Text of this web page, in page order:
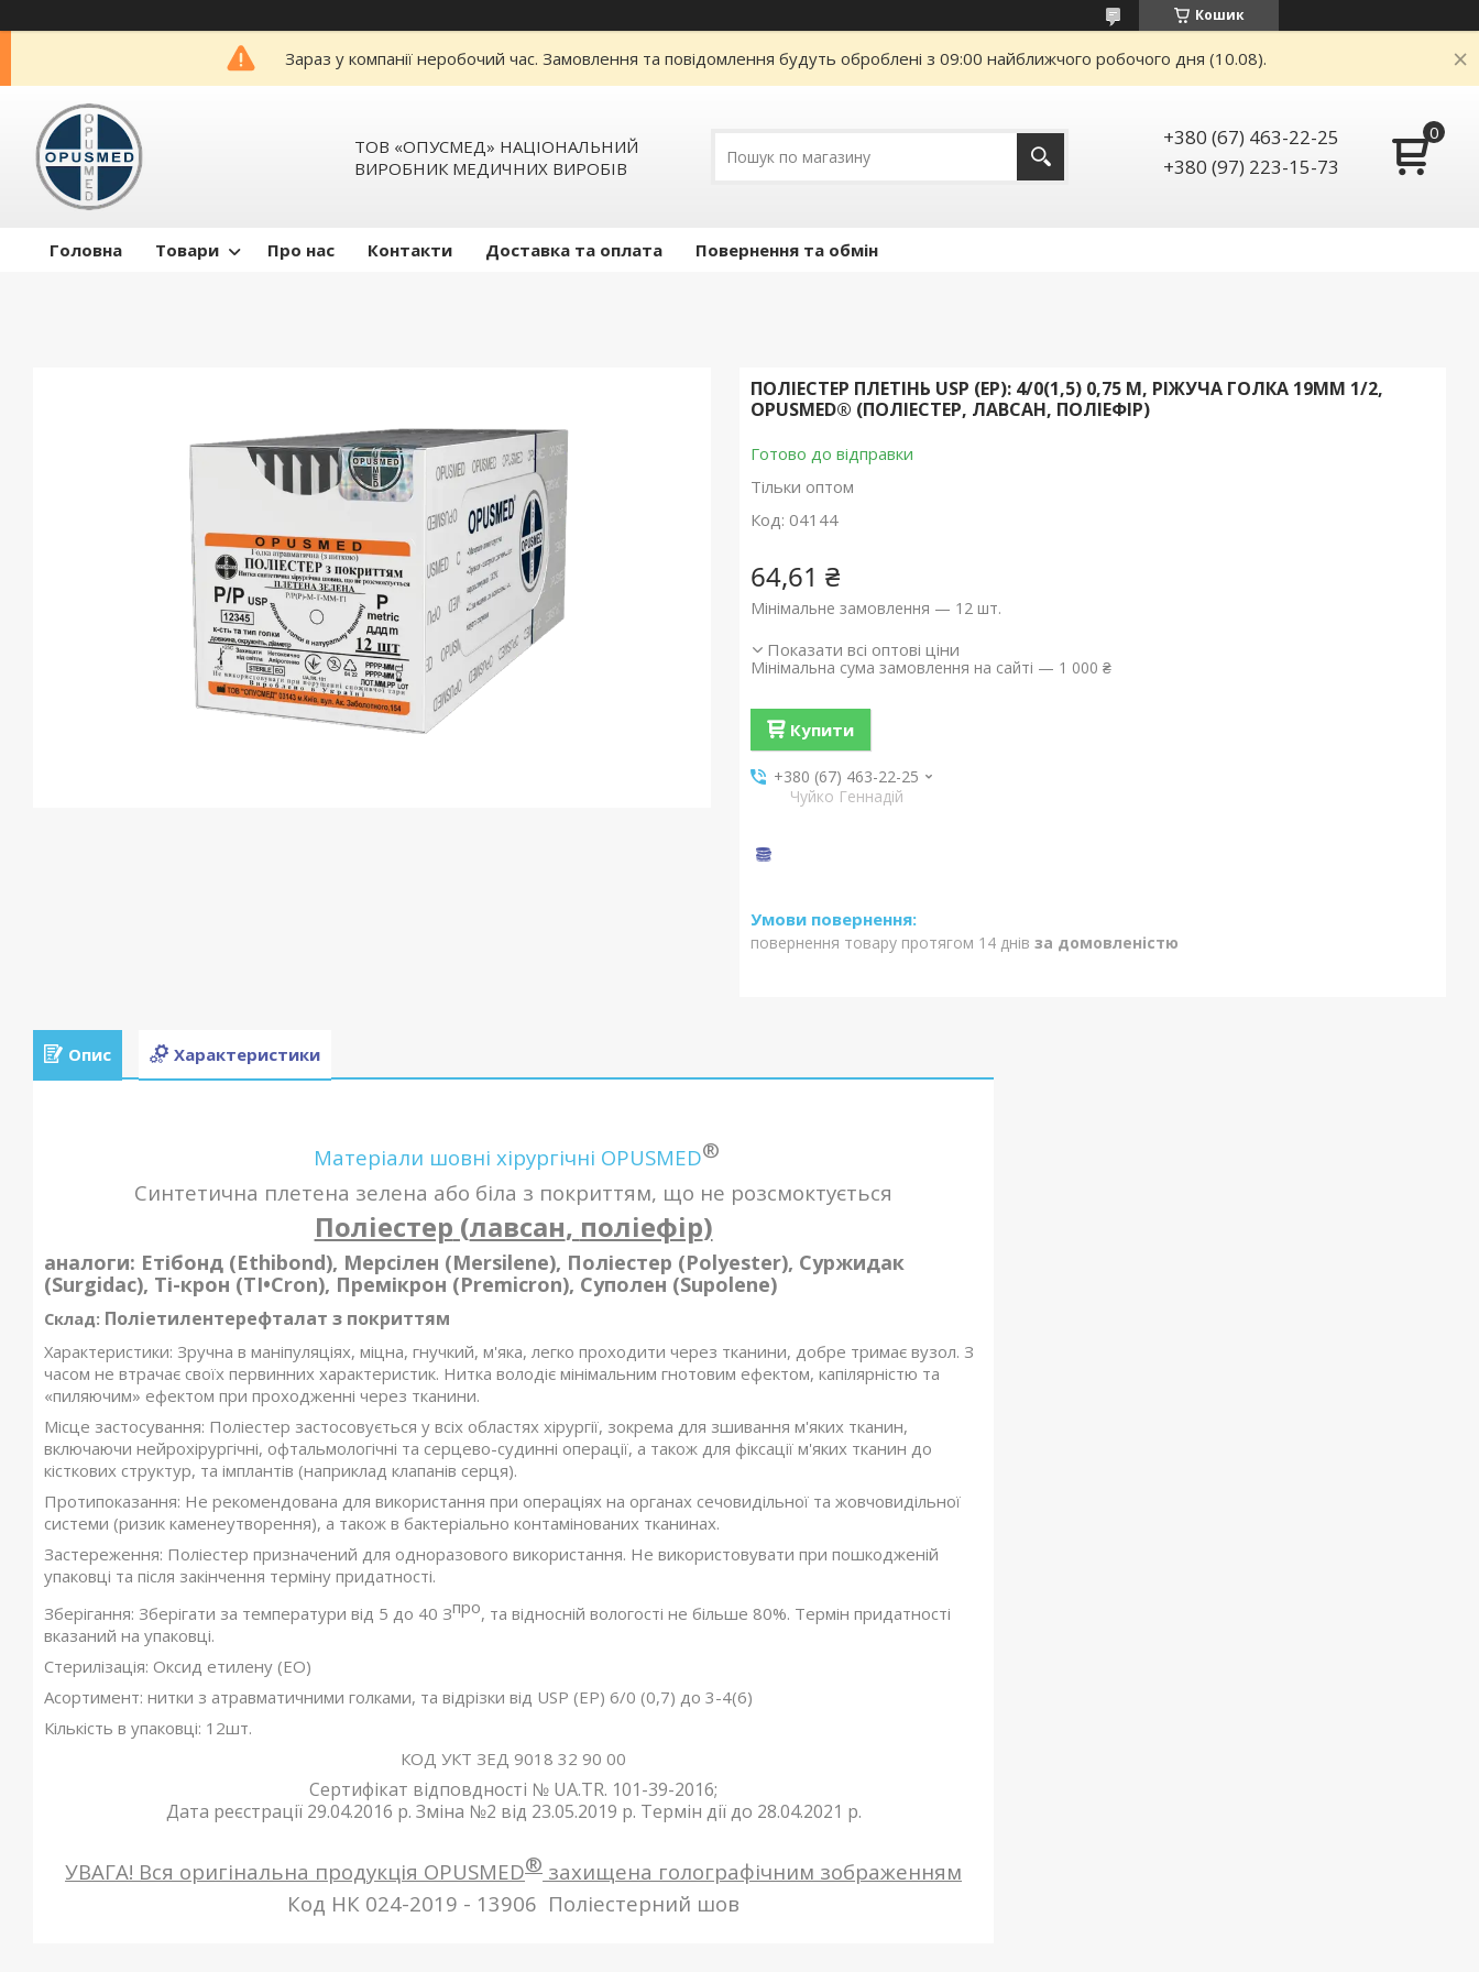
Кошик
Зараз у компанії неробочий час. Замовлення та повідомлення будуть оброблені з 09:00 найближчого робочого дня (10.08).
ТОВ «ОПУСМЕД» НАЦІОНАЛЬНИЙ
ВИРОБНИК МЕДИЧНИХ ВИРОБІВ
+380 (67) 463-22-25
+380 (97) 223-15-73
Головна Товари Про нас Контакти Доставка та оплата Повернення та обмін
ПОЛІЕСТЕР ПЛЕТІНЬ USP (EP): 4/0(1,5) 0,75 М, РІЖУЧА ГОЛКА 19ММ 1/2,
OPUSMED® (ПОЛІЕСТЕР, ЛАВСАН, ПОЛІЕФІР)
Готово до відправки
Тільки оптом
Код: 04144
64,61 ₴
Мінімальне замовлення — 12 шт.
Показати всі оптові ціни
Мінімальна сума замовлення на сайті — 1 000 ₴
Купити
+380 (67) 463-22-25
Чуйко Геннадій
повернення товару протягом 14 днів за домовленістю
Опис Характеристики
Матеріали шовні хірургічні OPUSMED®
Синтетична плетена зелена або біла з покриттям, що не розсмоктується
Поліестер (лавсан, поліефір)
аналоги: Етібонд (Ethibond), Мерсілен (Mersilene), Поліестер (Polyester), Суржидак
(Surgidac), Ті-крон (TI•Cron), Премікрон (Premicron), Суполен (Supolene)
Склад: Поліетилентерефталат з покриттям
Характеристики: Зручна в маніпуляціях, міцна, гнучкий, м'яка, легко проходити через тканини, добре тримає вузол. З
часом не втрачає своїх первинних характеристик. Нитка володіє мінімальним гнотовим ефектом, капілярністю та
«пиляючим» ефектом при проходженні через тканини.
Місце застосування: Поліестер застосовується у всіх областях хірургії, зокрема для зшивання м'яких тканин,
включаючи нейрохірургічні, офтальмологічні та серцево-судинні операції, а також для фіксації м'яких тканин до
кісткових структур, та імплантів (наприклад клапанів серця).
Протипоказання: Не рекомендована для використання при операціях на органах сечовидільної та жовчовидільної
системи (ризик каменеутворення), а також в бактеріально контамінованих тканинах.
Застереження: Поліестер призначений для одноразового використання. Не використовувати при пошкодженій
упаковці та після закінчення терміну придатності.
Зберігання: Зберігати за температури від 5 до 40 Зпро, та відносній вологості не більше 80%. Термін придатності
вказаний на упаковці.
Стерилізація: Оксид етилену (ЕО)
Асортимент: нитки з атравматичними голками, та відрізки від USP (EP) 6/0 (0,7) до 3-4(6)
Кількість в упаковці: 12шт.
КОД УКТ ЗЕД 9018 32 90 00
Сертифікат відповдності № UA.TR. 101-39-2016;
Дата реєстрації 29.04.2016 р. Зміна №2 від 23.05.2019 р. Термін дії до 28.04.2021 р.
УВАГА! Вся оригінальна продукція OPUSMED® захищена голографічним зображенням
Код НК 024-2019 - 13906 Поліестерний шов